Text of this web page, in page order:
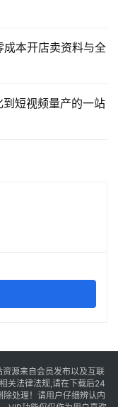
本开店卖资料与全
短视频量产的一站
资源来自会员发布以及互联
关法律法规,请在下载后24
处理！请用户仔细辨认内